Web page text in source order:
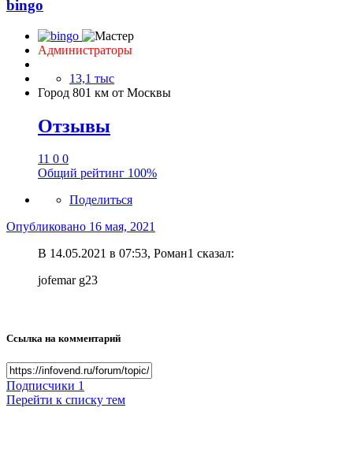
bingo
Администраторы
13,1 тыс
Город 801 км от Москвы
Отзывы
11 0 0
Общий рейтинг 100%
Поделиться
Опубликовано 16 мая, 2021
В 14.05.2021 в 07:53, Роман1 сказал:
jofemar g23
Ссылка на комментарий
Подписчики 1
Перейти к списку тем